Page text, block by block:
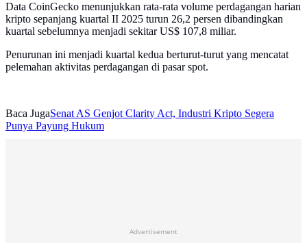
Data CoinGecko menunjukkan rata-rata volume perdagangan harian
kripto sepanjang kuartal II 2025 turun 26,2 persen dibandingkan
kuartal sebelumnya menjadi sekitar US$ 107,8 miliar.
Penurunan ini menjadi kuartal kedua berturut-turut yang mencatat
pelemahan aktivitas perdagangan di pasar spot.
Baca JugaSenat AS Genjot Clarity Act, Industri Kripto Segera
Punya Payung Hukum
Advertisement